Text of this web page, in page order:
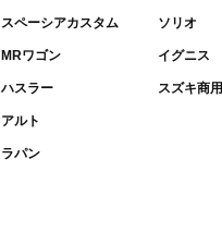
スペーシアカスタム
MRワゴン
ハスラー
アルト
ラパン
ソリオ
イグニス
スズキ商用